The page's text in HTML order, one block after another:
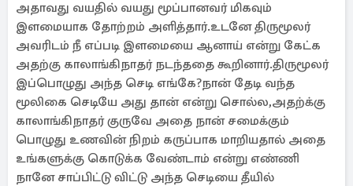
அதாவது வயதில் வயது மூப்பானவர் மிகவும்
இளமையாக தோற்றம் அளித்தார்.உடனே திருமூலர்
அவரிடம் நீ எப்படி இளமையை ஆனாய் என்று கேட்க
அதற்கு காலாங்கிநாதர் நடந்ததை கூறினார்.திருமூலர்
இப்பொழுது அந்த செடி எங்கே?நான் தேடி வந்த
மூலிகை செடியே அது தான் என்று சொல்ல,அதற்க்கு
காலாங்கிநாதர் குருவே அதை நான் சமைக்கும்
பொழுது உணவின் நிறம் கருப்பாக மாறியதால் அதை
உங்களுக்கு கொடுக்க வேண்டாம் என்று எண்ணி
நானே சாப்பிட்டு விட்டு அந்த செடியை தீயில்